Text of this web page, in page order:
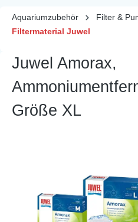
Aquariumzubehör Filter &
Filtermaterial Juwel
Juwel Amorax,
Größe XL